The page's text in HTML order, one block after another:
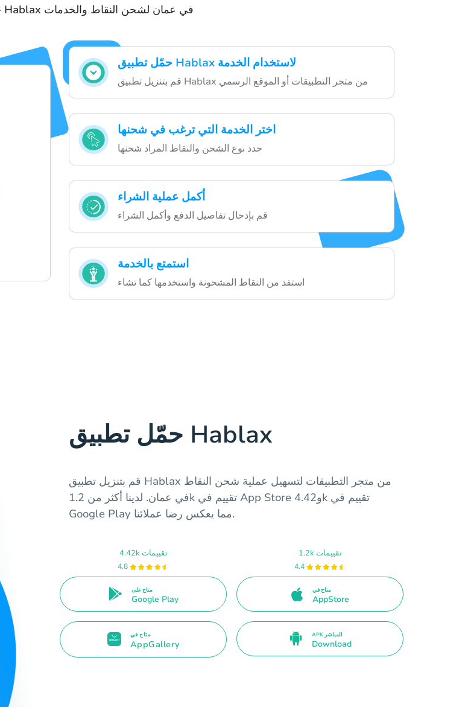
خطوات استخدام Hablax في عمان لشحن النقاط والخدمات
حمّل تطبيق Hablax لاستخدام الخدمة
قم بتنزيل تطبيق Hablax من متجر التطبيقات أو الموقع الرسمي
اختر الخدمة التي ترغب في شحنها
حدد نوع الشحن والنقاط المراد شحنها
أكمل عملية الشراء
قم بإدخال تفاصيل الدفع وأكمل الشراء
استمتع بالخدمة
استفد من النقاط المشحونة واستخدمها كما تشاء
حمّل تطبيق Hablax
قم بتنزيل تطبيق Hablax من متجر التطبيقات لتسهيل عملية شحن النقاط
في عمان. لدينا أكثر من 1.2k تقييم في App Store و4.42k تقييم في
Google Play مما يعكس رضا عملائنا.
4.42k تقييمات
4.8
متاح على
Google Play
1.2k تقييمات
4.4
متاح في
AppStore
متاح في
AppGallery
APK المباشر
Download